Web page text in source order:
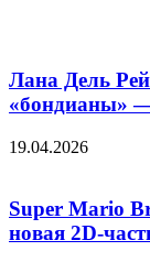
Лана Дель
«бондианы»
19.04.2026
Super Mario
новая 2D-